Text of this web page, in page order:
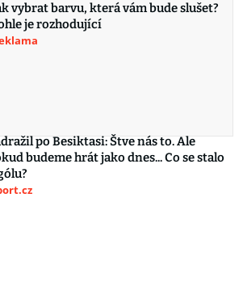
vybrat barvu, která vám bude slušet?
je rozhodující
po Besiktasi: Štve nás to. Ale
budeme hrát jako dnes... Co se stalo